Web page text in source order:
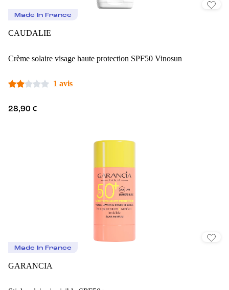
Made In France
CAUDALIE
Crème solaire visage haute protection SPF50 Vinosun
1 avis
28,90 €
Made In France
GARANCIA